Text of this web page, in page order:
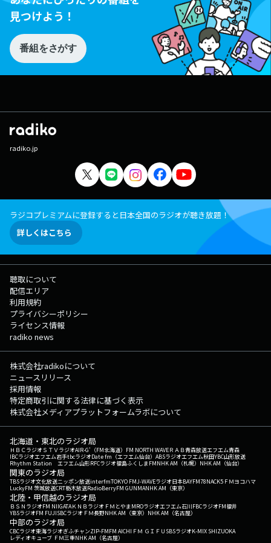
見つけよう！
番組をさがす
radiko.jp
ラジコプレミアムに登録すると日本全国のラジオが聴き放題！
詳しくはこちら
聴取について
配信エリア
利用規約
プライバシーポリシー
ライセンス情報
radiko news
株式会社radikoについて
ニュースリリース
採用情報
特定商取引に関する法律に基づく表示
株式会社メディアプラットフォームラボについて
北海道・東北のラジオ局
ＨＢＣラジオＳＴＶラジオAIR-G'（FM北海道） FM NORTH WAVEＲＡＢ青森放送エフエム青森
IBCラジオエフエム岩手tbcラジオDate fm（エフエム仙台） ABSラジオエフエム秋田YBC山形放送
Rhythm Station エフエム山形RFCラジオ福島ふくしまFMNHK AM（札幌） NHK AM（仙台）
関東のラジオ局
TBSラジオ文化放送ニッポン放送interfmTOKYO FMJ-WAVEラジオ日本BAYFM78NACK5 ＦＭヨコハマ
LuckyFM 茨城放送CRT栃木放送RadioBerryFM GUNMANHK AM（東京）
北陸・甲信越のラジオ局
ＢＳＮラジオFM NIIGATAＫＮＢラジオ ＦＭとやまMROラジオエフエム石川FBCラジオFM福井
YBSラジオFM FUJISBCラジオ ＦＭ長野NHK AM（東京） NHK AM（名古屋）
中部のラジオ局
CBCラジオ東海ラジオぎふチャンZIP-FMFM AICHI ＦＭ ＧＩＦＵ SBSラジオK-MIX SHIZUOKA
レディオキューブ ＦＭ三重NHK AM（名古屋）